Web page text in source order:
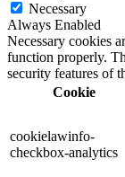
Necessary
Always Enabled
Necessary cookies
function properly.
security features of
Cookie
cookielawinfo-
checkbox-analytics